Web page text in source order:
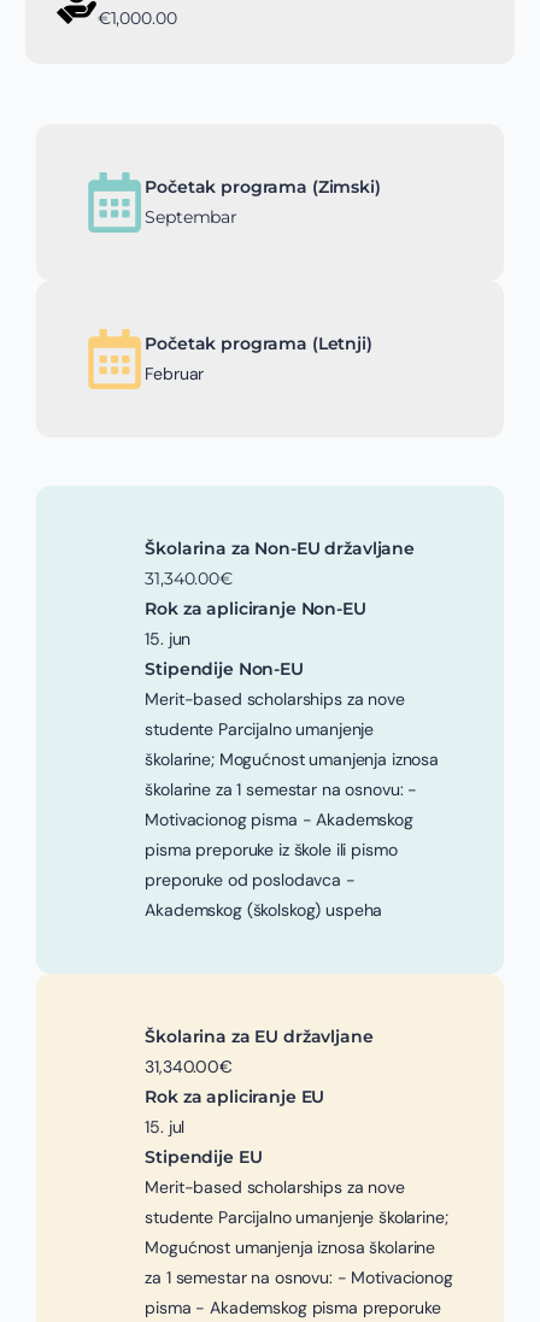
€1,000.00
Početak programa (Zimski)
Septembar
Početak programa (Letnji)
Februar
Školarina za Non-EU državljane
31,340.00€
Rok za apliciranje Non-EU
15. jun
Stipendije Non-EU
Merit-based scholarships za nove
studente Parcijalno umanjenje
školarine; Mogućnost umanjenja iznosa
školarine za 1 semestar na osnovu: -
Motivacionog pisma - Akademskog
pisma preporuke iz škole ili pismo
preporuke od poslodavca -
Akademskog (školskog) uspeha
Školarina za EU državljane
31,340.00€
Rok za apliciranje EU
15. jul
Stipendije EU
Merit-based scholarships za nove
studente Parcijalno umanjenje školarine;
Mogućnost umanjenja iznosa školarine
za 1 semestar na osnovu: - Motivacionog
pisma - Akademskog pisma preporuke